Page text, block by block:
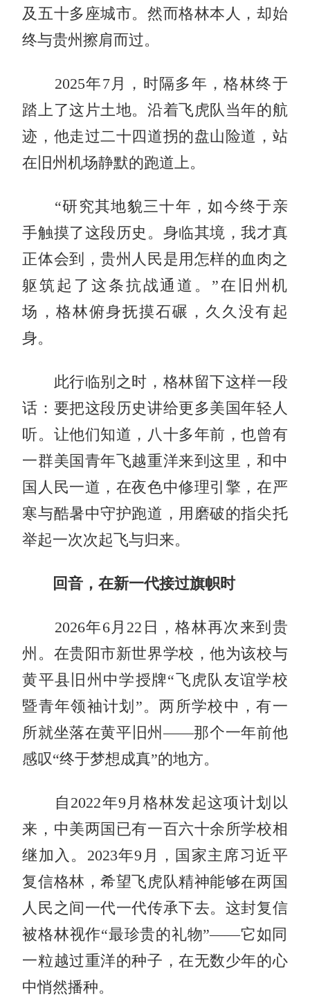
及五十多座城市。然而格林本人，却始
终与贵州擦肩而过。
2025年7月，时隔多年，格林终于
踏上了这片土地。沿着飞虎队当年的航
迹，他走过二十四道拐的盘山险道，站
在旧州机场静默的跑道上。
“研究其地貌三十年，如今终于亲
手触摸了这段历史。身临其境，我才真
正体会到，贵州人民是用怎样的血肉之
躯筑起了这条抗战通道。”在旧州机
场，格林俯身抚摸石碾，久久没有起
身。
此行临别之时，格林留下这样一段
话：要把这段历史讲给更多美国年轻人
听。让他们知道，八十多年前，也曾有
一群美国青年飞越重洋来到这里，和中
国人民一道，在夜色中修理引擎，在严
寒与酷暑中守护跑道，用磨破的指尖托
举起一次次起飞与归来。
回音，在新一代接过旗帜时
2026年6月22日，格林再次来到贵
州。在贵阳市新世界学校，他为该校与
黄平县旧州中学授牌“飞虎队友谊学校
暨青年领袖计划”。两所学校中，有一
所就坐落在黄平旧州——那个一年前他
感叹“终于梦想成真”的地方。
自2022年9月格林发起这项计划以
来，中美两国已有一百六十余所学校相
继加入。2023年9月，国家主席习近平
复信格林，希望飞虎队精神能够在两国
人民之间一代一代传承下去。这封复信
被格林视作“最珍贵的礼物”——它如同
一粒越过重洋的种子，在无数少年的心
中悄然播种。